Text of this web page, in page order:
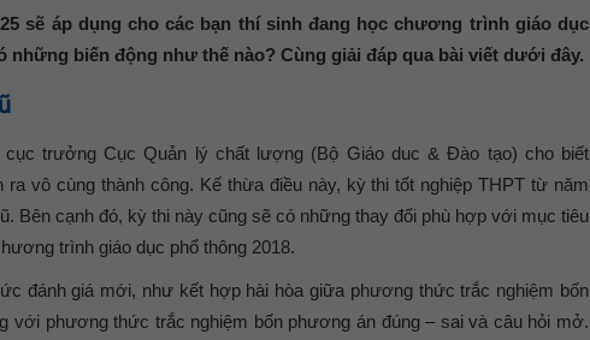
sẽ áp dụng cho các bạn thí sinh đang học chương trình giáo dục
những biến động như thế nào? Cùng giải đáp qua bài viết dưới đây.
cục trưởng Cục Quản lý chất lượng (Bộ Giáo duc & Đào tạo) cho biết
ra vô cùng thành công. Kế thừa điều này, kỳ thi tốt nghiệp THPT từ năm
Bên cạnh đó, kỳ thi này cũng sẽ có những thay đổi phù hợp với mục tiêu
trình giáo dục phổ thông 2018.
đánh giá mới, như kết hợp hài hòa giữa phương thức trắc nghiệm bốn
với phương thức trắc nghiệm bốn phương án đúng – sai và câu hỏi mở.